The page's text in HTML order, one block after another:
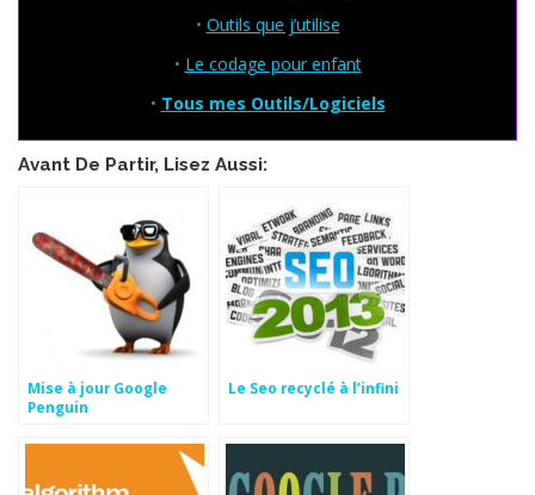
• Outils que j’utilise
• Le codage pour enfant
• Tous mes Outils/Logiciels
Avant De Partir, Lisez Aussi:
Mise à jour Google
Penguin
Le Seo recyclé à l’infini